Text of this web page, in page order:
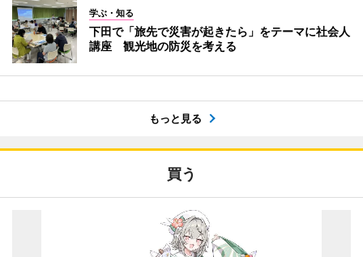
学ぶ・知る
下田で「旅先で災害が起きたら」をテーマに社会人
講座 観光地の防災を考える
もっと見る
買う